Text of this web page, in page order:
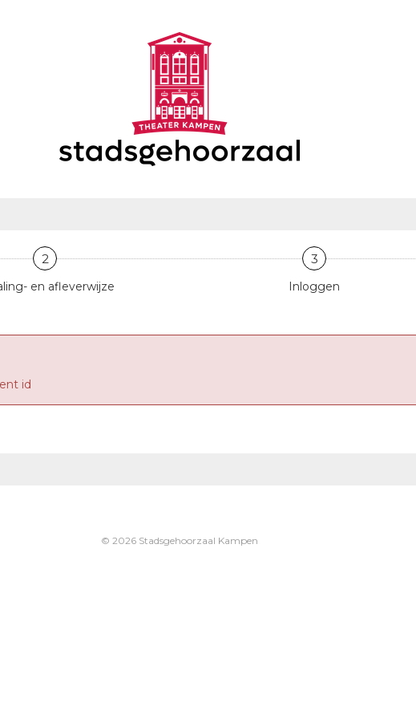
2
en afleverwijze
3
Inloggen
id
© 2026 Stadsgehoorzaal Kampen